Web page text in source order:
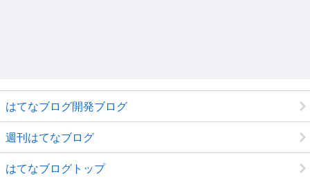
はてなブログ開発ブログ
週刊はてなブログ
はてなブログトップ